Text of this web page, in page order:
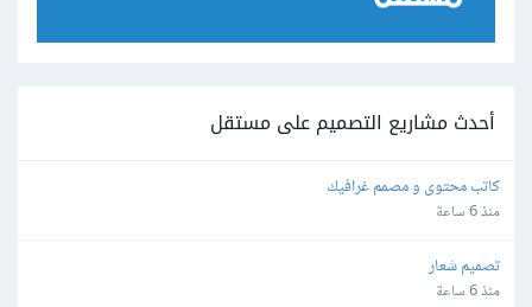
أحدث مشاريع التصميم على مستقل
كاتب محتوى و مصمم غرافيك
منذ 6 ساعة
تصميم شعار
منذ 6 ساعة